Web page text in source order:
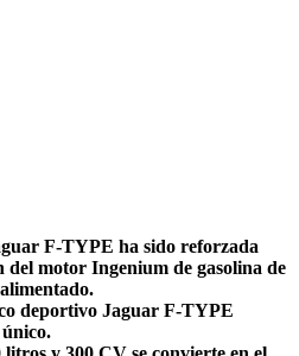
F-TYPE ha sido reforzada
del motor Ingenium de gasolina de
deportivo Jaguar F-TYPE